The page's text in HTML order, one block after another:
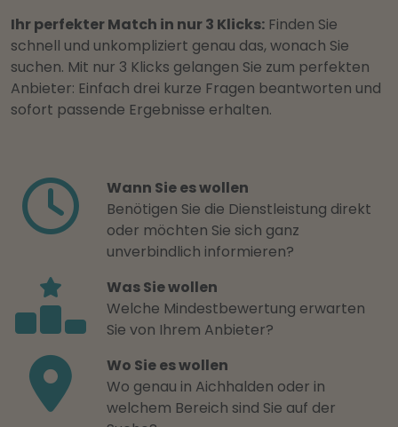
Ihr perfekter Match in nur 3 Klicks: Finden Sie
schnell und unkompliziert genau das, wonach Sie
suchen. Mit nur 3 Klicks gelangen Sie zum perfekten
Anbieter: Einfach drei kurze Fragen beantworten und
sofort passende Ergebnisse erhalten.
Wann Sie es wollen
Benötigen Sie die Dienstleistung direkt
oder möchten Sie sich ganz
unverbindlich informieren?
Was Sie wollen
Welche Mindestbewertung erwarten
Sie von Ihrem Anbieter?
Wo Sie es wollen
Wo genau in Aichhalden oder in
welchem Bereich sind Sie auf der